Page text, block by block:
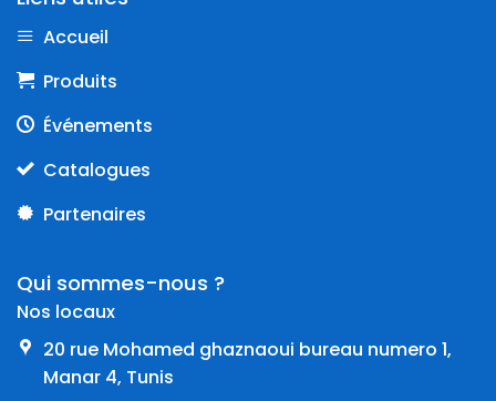
Accueil
Produits
Événements
Catalogues
Partenaires
Qui sommes-nous ?
Nos locaux
20 rue Mohamed ghaznaoui bureau numero 1,
Manar 4, Tunis